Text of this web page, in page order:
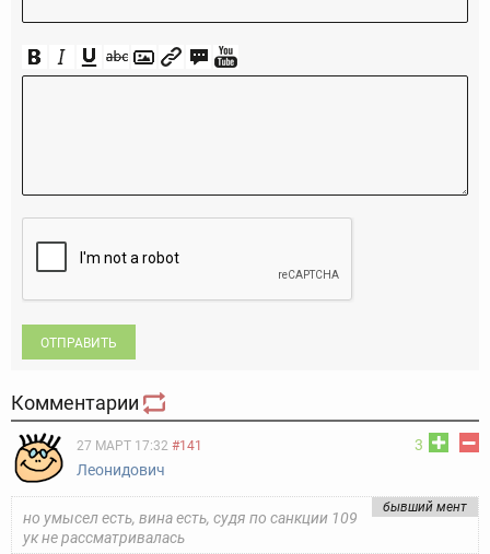
ОТПРАВИТЬ
Комментарии
3
27 МАРТ 17:32 #141
Леонидович
бывший мент
но умысел есть, вина есть, судя по санкции 109
ук не рассматривалась